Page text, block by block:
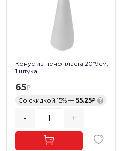
Конус из пенопласта 20*9см,
1 штука
65
Со скидкой 15% — 55.25 ?
- +